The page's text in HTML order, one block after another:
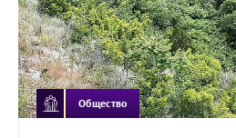
Общество